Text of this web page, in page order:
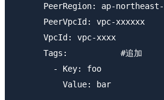
PeerRegion: ap-
      PeerVpcId: vpc-xxxxxx
      VpcId: vpc-xxxx
      Tags:           #追加
        - Key: foo